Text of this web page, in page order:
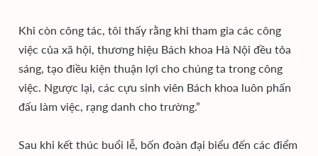
Khi còn công tác, tôi thấy rằng khi tham gia các công
việc của xã hội, thương hiệu Bách khoa Hà Nội đều tỏa
sáng, tạo điều kiện thuận lợi cho chúng ta trong công
việc. Ngược lại, các cựu sinh viên Bách khoa luôn phấn
đấu làm việc, rạng danh cho trường.”
Sau khi kết thúc buổi lễ, bốn đoàn đại biểu đến các điểm